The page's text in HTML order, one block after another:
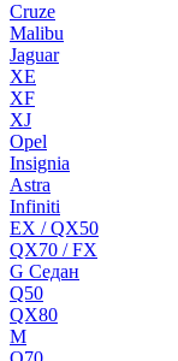
Cruze
Malibu
Jaguar
XE
XF
XJ
Opel
Insignia
Astra
Infiniti
EX / QX50
QX70 / FX
G Cедан
Q50
QX80
M